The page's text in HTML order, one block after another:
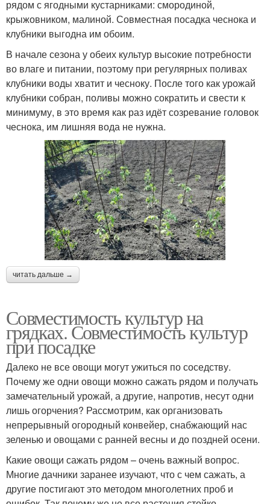
рядом с ягодными кустарниками: смородиной,
крыжовником, малиной. Совместная посадка чеснока и
клубники выгодна им обоим.
В начале сезона у обеих культур высокие потребности
во влаге и питании, поэтому при регулярных поливах
клубники воды хватит и чесноку. После того как урожай
клубники собран, поливы можно сократить и свести к
минимуму, в это время как раз идёт созревание головок
чеснока, им лишняя вода не нужна.
читать дальше →
Совместимость культур на
грядках. Совместимость культур
при посадке
Далеко не все овощи могут ужиться по соседству.
Почему же одни овощи можно сажать рядом и получать
замечательный урожай, а другие, напротив, несут одни
лишь огорчения? Рассмотрим, как организовать
непрерывный огородный конвейер, снабжающий нас
зеленью и овощами с ранней весны и до поздней осени.
Какие овощи сажать рядом – очень важный вопрос.
Многие дачники заранее изучают, что с чем сажать, а
другие постигают это методом многолетних проб и